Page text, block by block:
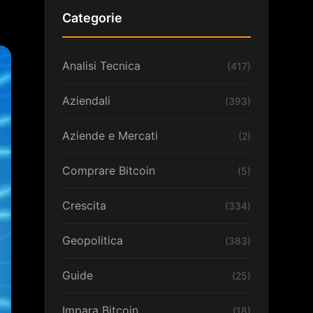
Categorie
Analisi Tecnica (417)
Aziendali (393)
Aziende e Mercati (2)
Comprare Bitcoin (5)
Crescita (334)
Geopolitica (383)
Guide (25)
Impara Bitcoin (18)